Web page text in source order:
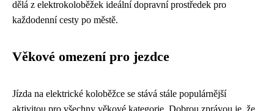
dělá z elektrokoloběžek ideální dopravní prostředek pro
každodenní cesty po městě.
Věkové omezení pro jezdce
Jízda na elektrické koloběžce se stává stále populárnější
aktivitou pro všechny věkové kategorie. Dobrou zprávou je, že